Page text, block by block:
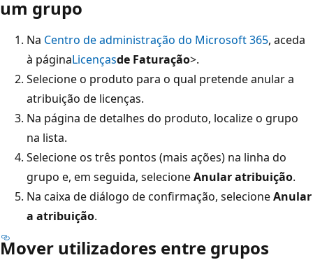
um grupo
Na Centro de administração do Microsoft 365, aceda
à páginaLicençasde Faturação>.
Selecione o produto para o qual pretende anular a
atribuição de licenças.
Na página de detalhes do produto, localize o grupo
na lista.
Selecione os três pontos (mais ações) na linha do
grupo e, em seguida, selecioneAnular atribuição.
Na caixa de diálogo de confirmação, selecioneAnular
a atribuição.
Mover utilizadores entre grupos